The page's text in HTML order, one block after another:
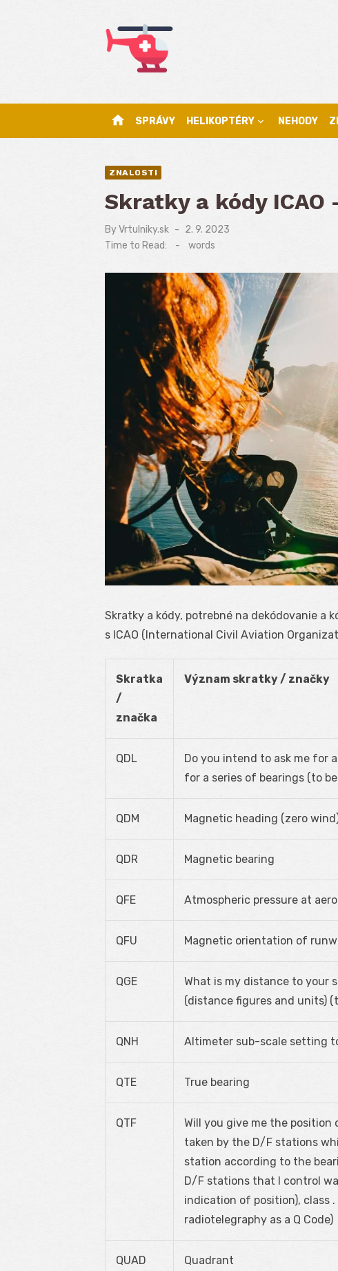
home SPRÁVY HELIKOPTÉRY NEHODY
ZNALOSTI
Skratky a kódy ICAO
ByVrtulniky.sk
Posted
on
2. 9. 2023
Time to Read:
- words
Skratky a kódy, potrebné na dekódovanie a
s ICAO (International Civil Aviation
Skratka
/
značka
Význam skratky / značky
QDL
Do you intend to ask me for
for a series of bearings (to
QDM Magnetic heading (zero
QDR Magnetic bearing
QFE Atmospheric pressure at
QFU Magnetic orientation of
QGE
What is my distance to your
(distance figures and units)
QNH Altimeter sub-scale setting
QTE True bearing
QTF
Will you give me the
taken by the D/F stations
station according to the
D/F stations that I control
indication of position), class .
radiotelegraphy as a Q Code)
QUAD Quadrant